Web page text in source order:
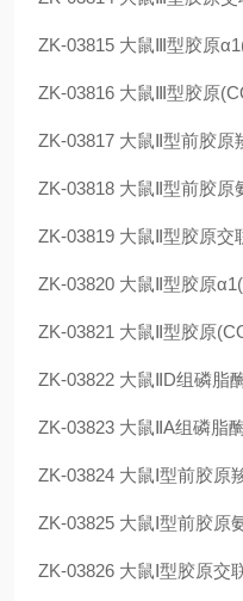
ZK-03815 大鼠Ⅲ型胶原
ZK-03816 大鼠Ⅲ型胶原
ZK-03817 大鼠Ⅱ型前胶原
ZK-03818 大鼠Ⅱ型前胶原
ZK-03819 大鼠Ⅱ型胶原交
ZK-03820 大鼠Ⅱ型胶原
ZK-03821 大鼠Ⅱ型胶原
ZK-03822 大鼠ⅡD组磷脂
ZK-03823 大鼠ⅡA组磷脂
ZK-03824 大鼠Ⅰ型前胶原
ZK-03825 大鼠Ⅰ型前胶原
ZK-03826 大鼠Ⅰ型胶原交